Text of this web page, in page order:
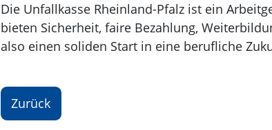
Die Unfallkasse Rheinland-Pfalz ist ein
bieten Sicherheit, faire Bezahlung,
also einen soliden Start in eine berufliche
Zurück